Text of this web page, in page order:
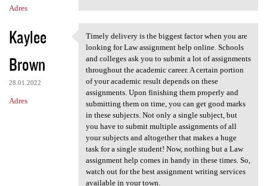
Adres
Kaylee
Brown
28.01.2022
Adres
Timely delivery is the
Timely delivery is the biggest factor when you are
looking for Law assignment help online. Schools
and colleges ask you to submit a lot of assignments
throughout the academic career. A certain portion
of your academic result depends on these
assignments. Upon finishing them properly and
submitting them on time, you can get good marks
in these subjects. Not only a single subject, but
you have to submit multiple assignments of all
your subjects and altogether that makes a huge
task for a single student! Now, nothing but a Law
assignment help comes in handy in these times. So,
watch out for the best assignment writing services
available in your town.